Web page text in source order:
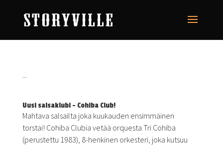
...
Uusi salsaklubi – Cohiba Club!
Mahtava salsailta joka kuukauden ensimmäinen
torstai! Cohiba Clubia vetää orquesta Tri Cohiba
(perustettu 1983), 8-henkinen orkesteri, joka kutsuu